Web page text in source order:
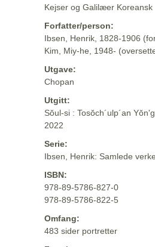
Kejser og Galilæer Koreansk
Forfatter/person:
Ibsen, Henrik, 1828-1906
Kim, Miy-he, 1948-
Utgave:
Chopan
Utgitt:
Sŏul-si : Tosŏch´ulp´an
2022
Serie:
Ibsen, Henrik: Samlede
ISBN:
978-89-5786-827-0
978-89-5786-822-5
Omfang:
483 sider portretter